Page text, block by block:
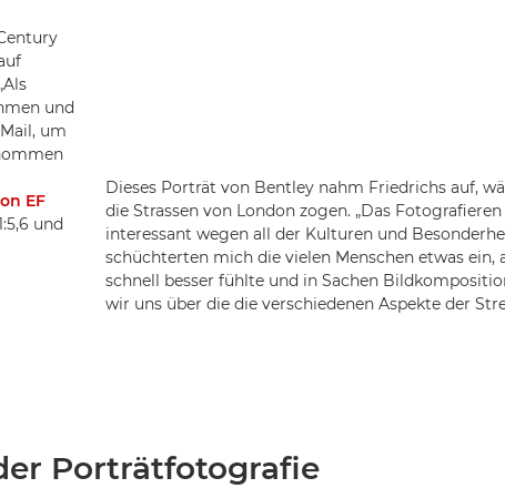
und
um
EF
und
Dieses Porträt von Bentley nahm Friedrichs auf,
die Strassen von London zogen. „Das
interessant wegen all der Kulturen und
schüchterten mich die vielen Menschen etwas
schnell besser fühlte und in Sachen
wir uns über die die verschiedenen Aspekte der
Porträtfotografie